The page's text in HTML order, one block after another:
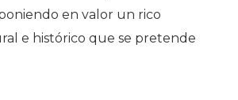
en valor un rico
e histórico que se pretende